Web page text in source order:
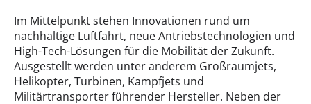
Im Mittelpunkt stehen Innovationen rund um
nachhaltige Luftfahrt, neue Antriebstechnologien und
High-Tech-Lösungen für die Mobilität der Zukunft.
Ausgestellt werden unter anderem Großraumjets,
Helikopter, Turbinen, Kampfjets und
Militärtransporter führender Hersteller. Neben der